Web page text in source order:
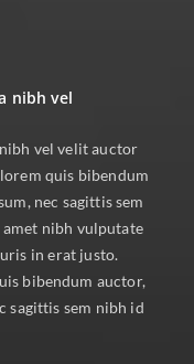
nibh vel
vel velit auctor
quis bibendum
nec sagittis sem
nibh vulputate
in erat justo.
bibendum auctor,
sagittis sem nibh id